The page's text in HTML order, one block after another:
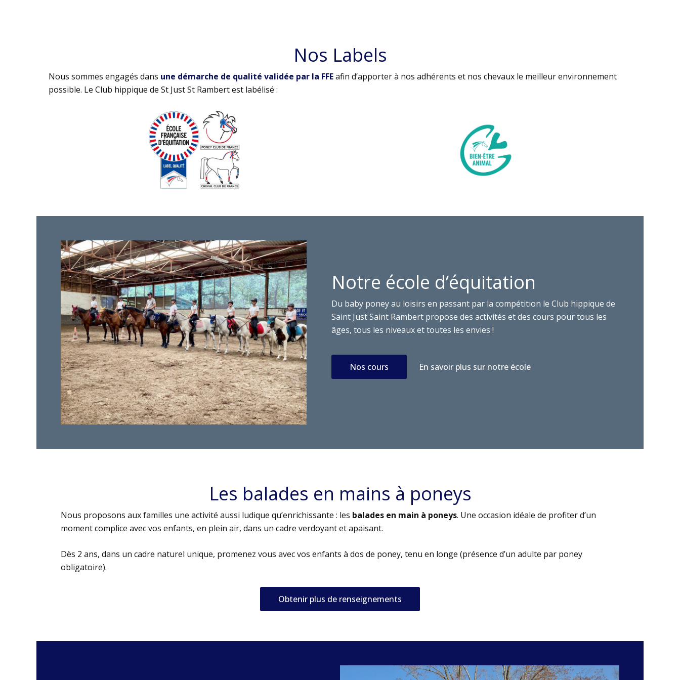
Nos Labels
Nous sommes engagés dans une démarche de qualité validée par la FFEafin d’apporter à nos adhérents et nos chevaux le meilleur environnement
possible. Le Club hippique de St Just St Rambert est labélisé :
Notre école d’équitation
Du baby poney au loisirs en passant par la compétition le Club hippique de
Saint Just Saint Rambert propose des activités et des cours pour tous les
âges, tous les niveaux et toutes les envies !
Nos cours En savoir plus sur notre école
Les balades en mains à poneys
Nous proposons aux familles une activité aussi ludique qu’enrichissante : les balades en main à poneys. Une occasion idéale de profiter d’un
moment complice avec vos enfants, en plein air, dans un cadre verdoyant et apaisant.
Dès 2 ans, dans un cadre naturel unique, promenez vous avec vos enfants à dos de poney, tenu en longe (présence d’un adulte par poney
obligatoire).
Obtenir plus de renseignements